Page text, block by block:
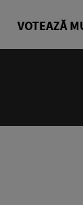
VOTEAZĂ